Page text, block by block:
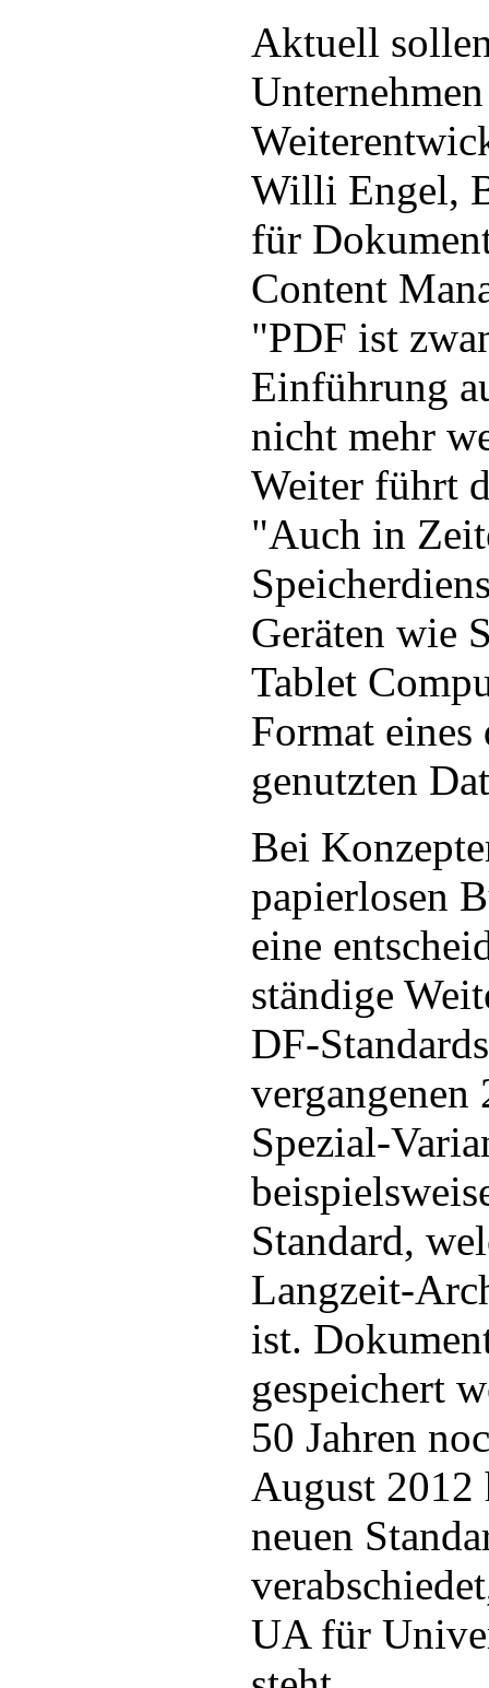
Aktuell
Willi Engel,
für
Content
"PDF ist
Einführung
nicht mehr
Weiter führt
"Auch in
Geräten wie
Tablet
Format eines
genutzten
Bei
papierlosen
eine
ständige
DF-
vergangenen
Spezial-
Standard,
Langzeit-
ist.
gespeichert
50 Jahren
August 2012
neuen
UA für